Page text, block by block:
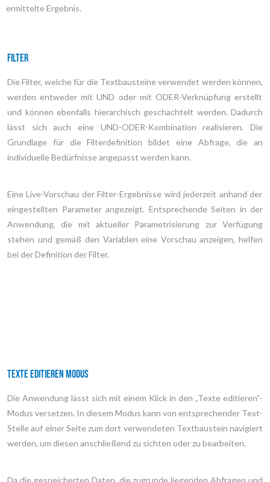
ermittelte Ergebnis.
Filter
Die Filter, welche für die Textbausteine verwendet werden können,
werden entweder mit UND oder mit ODER-Verknüpfung erstellt
und können ebenfalls hierarchisch geschachtelt werden. Dadurch
lässt sich auch eine UND-ODER-Kombination realisieren. Die
Grundlage für die Filterdefinition bildet eine Abfrage, die an
individuelle Bedürfnisse angepasst werden kann.
Eine Live-Vorschau der Filter-Ergebnisse wird jederzeit anhand der
eingestellten Parameter angezeigt. Entsprechende Seiten in der
Anwendung, die mit aktueller Parametrisierung zur Verfügung
stehen und gemäß den Variablen eine Vorschau anzeigen, helfen
bei der Definition der Filter.
Texte editieren Modus
Die Anwendung lässt sich mit einem Klick in den „Texte editieren“-
Modus versetzen. In diesem Modus kann von entsprechender Text-
Stelle auf einer Seite zum dort verwendeten Textbaustein navigiert
werden, um diesen anschließend zu sichten oder zu bearbeiten.
Da die gespeicherten Daten, die zugrunde liegenden Abfragen und